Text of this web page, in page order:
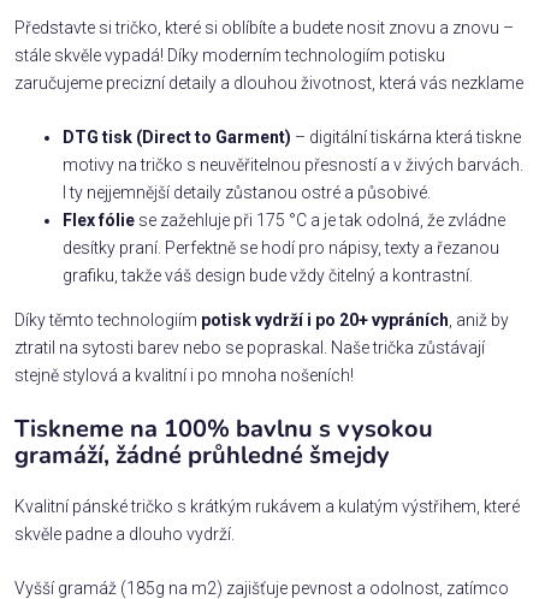
Představte si tričko, které si oblíbíte a budete nosit znovu a znovu –
stále skvěle vypadá! Díky moderním technologiím potisku
zaručujeme precizní detaily a dlouhou životnost, která vás nezklame
DTG tisk (Direct to Garment) – digitální tiskárna která tiskne
motivy na tričko s neuvěřitelnou přesností a v živých barvách.
I ty nejjemnější detaily zůstanou ostré a působivé.
Flex fólie se zažehluje při 175 °C a je tak odolná, že zvládne
desítky praní. Perfektně se hodí pro nápisy, texty a řezanou
grafiku, takže váš design bude vždy čitelný a kontrastní.
Díky těmto technologiím potisk vydrží i po 20+ vypráních , aniž by
ztratil na sytosti barev nebo se popraskal. Naše trička zůstávají
stejně stylová a kvalitní i po mnoha nošeních!
Tiskneme na 100% bavlnu s vysokou
gramáží, žádné průhledné šmejdy
Kvalitní pánské tričko s krátkým rukávem a kulatým výstřihem, které
skvěle padne a dlouho vydrží.
Vyšší gramáž (185g na m2) zajišťuje pevnost a odolnost, zatímco